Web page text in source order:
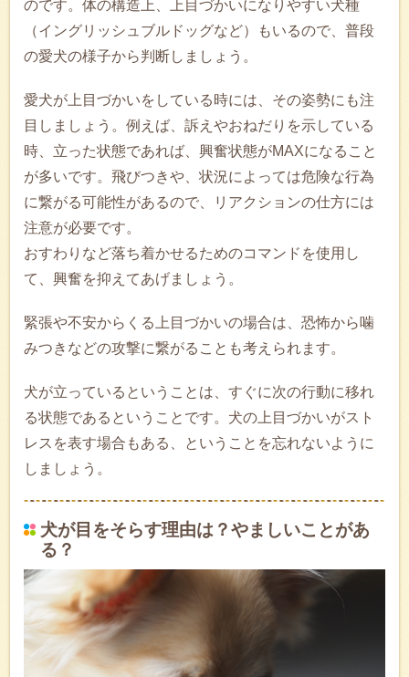
のです。体の構造上、上目づかいになりやすい犬種
（イングリッシュブルドッグなど）もいるので、普段
の愛犬の様子から判断しましょう。
愛犬が上目づかいをしている時には、その姿勢にも注
目しましょう。例えば、訴えやおねだりを示している
時、立った状態であれば、興奮状態がMAXになること
が多いです。飛びつきや、状況によっては危険な行為
に繋がる可能性があるので、リアクションの仕方には
注意が必要です。
おすわりなど落ち着かせるためのコマンドを使用し
て、興奮を抑えてあげましょう。
緊張や不安からくる上目づかいの場合は、恐怖から噛
みつきなどの攻撃に繋がることも考えられます。
犬が立っているということは、すぐに次の行動に移れ
る状態であるということです。犬の上目づかいがスト
レスを表す場合もある、ということを忘れないように
しましょう。
犬が目をそらす理由は？やましいことがあ
る？